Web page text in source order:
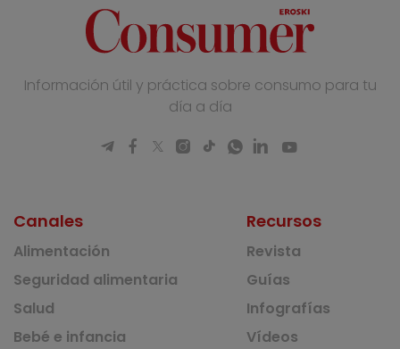
Información útil y práctica sobre consumo para tu
día a día
Canales
Alimentación
Seguridad alimentaria
Salud
Bebé e infancia
Recursos
Revista
Guías
Infografías
Vídeos